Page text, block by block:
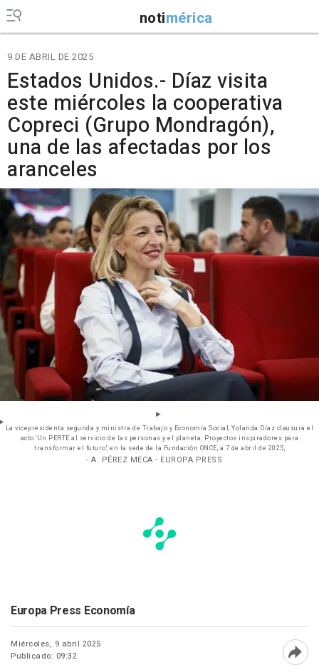
notimérica
9 DE ABRIL DE 2025
Estados Unidos.- Díaz visita
este miércoles la cooperativa
Copreci (Grupo Mondragón),
una de las afectadas por los
aranceles
La vicepresidenta segunda y ministra de Trabajo y Economía Social, Yolanda Díaz clausura el
acto 'Un PERTE al servicio de las personas y el planeta. Proyectos inspiradores para
transformar el futuro', en la sede de la Fundación ONCE, a 7 de abril de 2025,
- A. PÉREZ MECA - EUROPA PRESS
Europa Press Economía
Miércoles, 9 abril 2025
Publicado: 09:32